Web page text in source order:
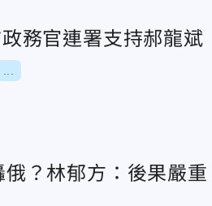
務官連署支持郝龍斌
？林郁方：後果嚴重